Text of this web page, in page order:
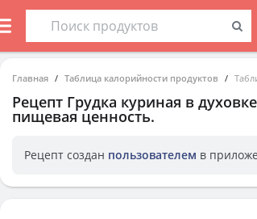
Главная Таблица калорийности продуктов
Рецепт Грудка куриная в духовке
пищевая ценность.
Рецепт создан пользователем в